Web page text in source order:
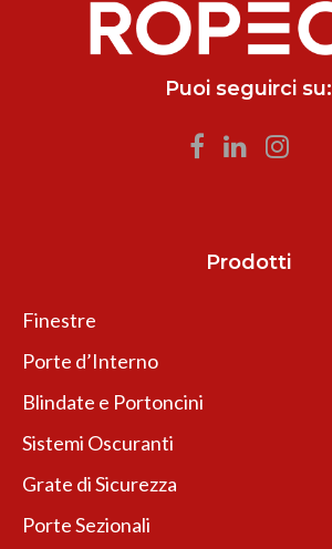
Puoi seguirci su:
Prodotti
Finestre
Porte d’Interno
Blindate e Portoncini
Sistemi Oscuranti
Grate di Sicurezza
Porte Sezionali